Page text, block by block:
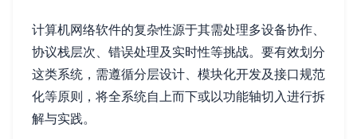
计算机网络软件的复杂性源于其需处理多设备协作、
协议栈层次、错误处理及实时性等挑战。要有效划分
这类系统，需遵循分层设计、模块化开发及接口规范
化等原则，将全系统自上而下或以功能轴切入进行拆
解与实践。